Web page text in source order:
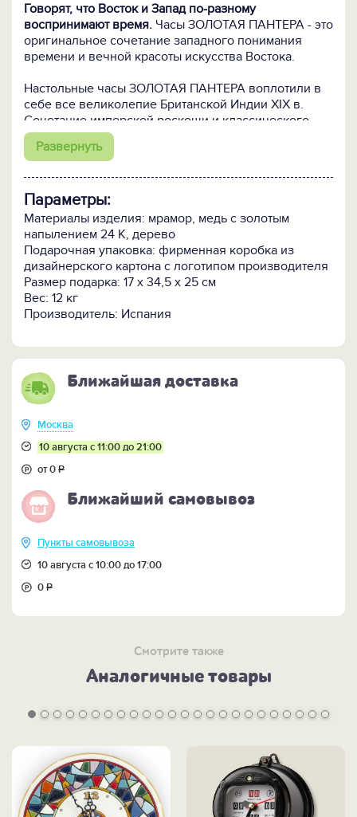
Говорят, что Восток и Запад по-разному
воспринимают время. Часы ЗОЛОТАЯ ПАНТЕРА - это
оригинальное сочетание западного понимания
времени и вечной красоты искусства Востока.
Настольные часы ЗОЛОТАЯ ПАНТЕРА воплотили в
себе все великолепие Британской Индии XIX в.
Сочетание имперской роскоши и классического
дизайна с восточным орнаментом придает им
особый колорит.
подчеркивает «индийскую» тональность. Теплое
сияние золота оттеняет холодный блеск мрамора,
придавая часам настроение праздничности и
торжественности.
Часы ЗОЛОТАЯ ПАНТЕРА - это настоящий шедевр
часового и декоративного искусства, достойный
лишь избранных. Это вещь, оценить которую смогут
неподвластный течению времени, и рациональность
Запада, где на счету каждая секунда. Помимо
великолепных функциональных и декоративных
качеств, часы ЗОЛОТАЯ ПАНТЕРА - необычайно
символичный подарок с глубоким философским
содержанием.
Эти роскошные настольные часы
испанскими мастерами с использованием техник
прославленного дамасского искусства.
При декорировании часов
пластины 24-каратного и 18-каратного золота.
Последнее получается сплавом 24-каратного
золота с серебром и имеет зеленоватый оттенок.
Развернуть
Параметры:
Материалы изделия: мрамор, медь с золотым
напылением 24 К, дерево
Подарочная упаковка: фирменная коробка из
дизайнерского картона с логотипом производителя
Размер подарка: 17 х 34,5 х 25 см
Вес: 12 кг
Производитель: Испания
Ближайшая доставка
Москва
10 августа с 11:00 до 21:00
от 0Р
Ближайший самовывоз
Пункты самовывоза
10 августа с 10:00 до 17:00
0Р
Смотрите также
Аналогичные товары